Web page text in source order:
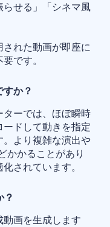
せる」「シネマ風
れた動画が即座に
です。
か？
ーでは、ほぼ瞬時
ドして動きを指定
より複雑な演出や
かかることがあり
されています。
？
画を生成します